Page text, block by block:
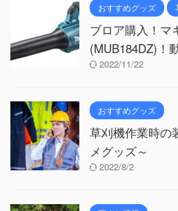
おすすめグッズ
ブロア購入！マ
(MUB184DZ)！
2022/11/22
おすすめグッズ
草刈機作業時の
メグッズ～
2022/8/2